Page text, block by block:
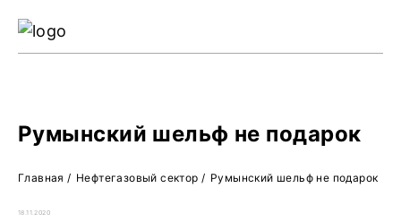
Румынский шельф не подарок
Главная / Нефтегазовый сектор/ Румынский шельф не подарок
18.11.2020